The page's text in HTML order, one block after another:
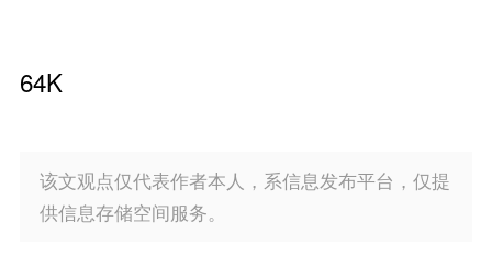
64K
该文观点仅代表作者本人，系信息发布平台，仅提
供信息存储空间服务。